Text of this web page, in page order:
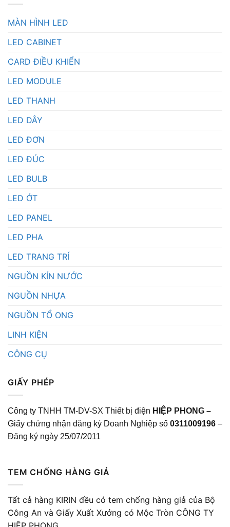
MÀN HÌNH LED
LED CABINET
CARD ĐIỀU KHIỂN
LED MODULE
LED THANH
LED DÂY
LED ĐƠN
LED ĐÚC
LED BULB
LED ỚT
LED PANEL
LED PHA
LED TRANG TRÍ
NGUỒN KÍN NƯỚC
NGUỒN NHỰA
NGUỒN TỔ ONG
LINH KIỆN
CÔNG CỤ
GIẤY PHÉP
Công ty TNHH TM-DV-SX Thiết bị điện HIỆP PHONG –
Giấy chứng nhận đăng ký Doanh Nghiệp số 0311009196 –
Đăng ký ngày 25/07/2011
TEM CHỐNG HÀNG GIẢ
Tất cả hàng KIRIN đều có tem chống hàng giả của Bộ
Công An và Giấy Xuất Xưởng có Mộc Tròn CÔNG TY